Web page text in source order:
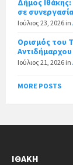
Δήμος
σε
Ιούλιος 23, 2026 in
Ορισμός του
Ιούλιος 21, 2026 in
MORE POSTS
ΙΘΆΚΗ